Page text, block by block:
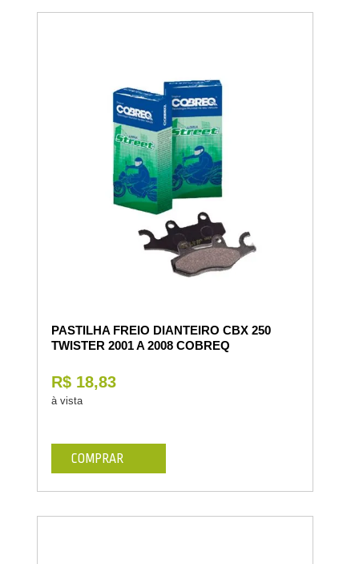
PASTILHA FREIO DIANTEIRO CBX 250
TWISTER 2001 A 2008 COBREQ
R$ 18,83
à vista
COMPRAR